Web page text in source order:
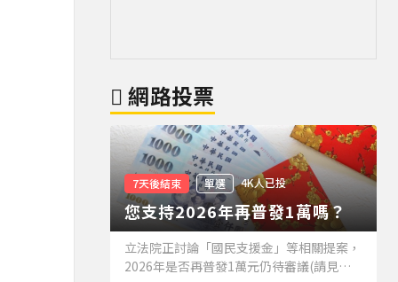
網路投票
7天後結束 單選 4K人已投
您支持2026年再普發1萬嗎？
立法院正討論「國民支援金」等相關提案，
2026年是否再普發1萬元仍待審議(請見下